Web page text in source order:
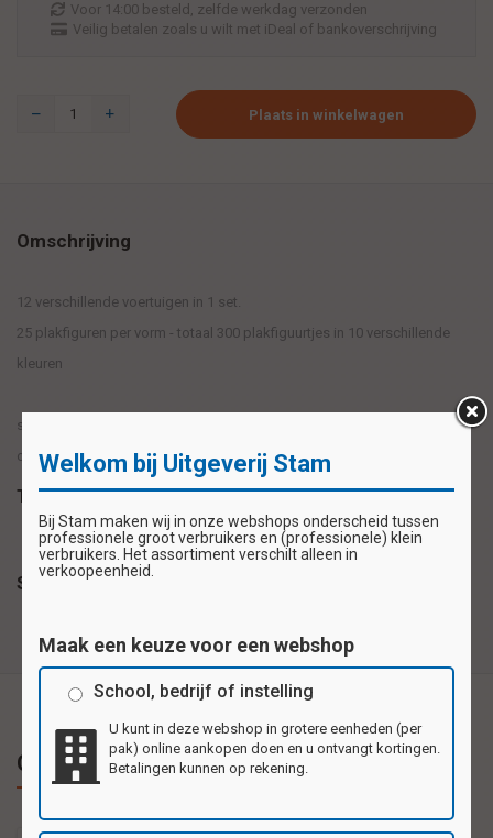
Voor 14:00 besteld, zelfde werkdag verzonden
Veilig betalen zoals u wilt met iDeal of bankoverschrijving
Plaats in winkelwagen
Omschrijving
12 verschillende voertuigen in 1 set.
25 plakfiguren per vorm - totaal 300 plakfiguurtjes in 10 verschillende
kleuren
stoplicht - stoplicht ombouw - verkeersbord - auto - bus - truck -
oplegger - tractor - trein - wagon - motor - vliegtuig
Tags
Specificaties
Gerelateerde producten
Welkom bij Uitgeverij Stam
Bij Stam maken wij in onze webshops onderscheid tussen
professionele groot verbruikers en (professionele) klein
verbruikers. Het assortiment verschilt alleen in
verkoopeenheid.
Maak een keuze voor een webshop
School, bedrijf of instelling
U kunt in deze webshop in grotere eenheden (per
pak) online aankopen doen en u ontvangt kortingen.
Betalingen kunnen op rekening.